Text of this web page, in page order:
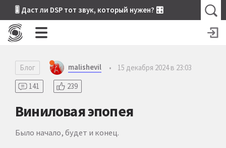
🎚 Даст ли DSP тот звук, который нужен? 🎛
Блог malishevil •
15 декабря 2024 в 23:03
141
239
Виниловая эпопея
Было начало, будет и конец.